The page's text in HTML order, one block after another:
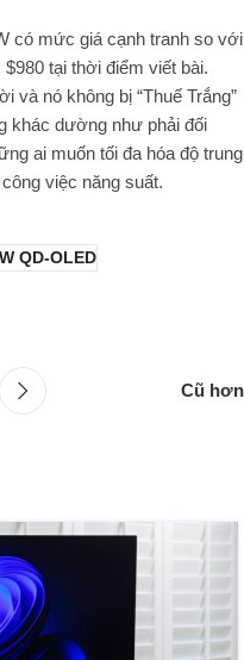
có mức giá cạnh tranh so với
tại thời điểm viết bài.
và nó không bị “Thuế Trắng”
khác dường như phải đối
ai muốn tối đa hóa độ trung
việc năng suất.
QD-OLED
Cũ hơn